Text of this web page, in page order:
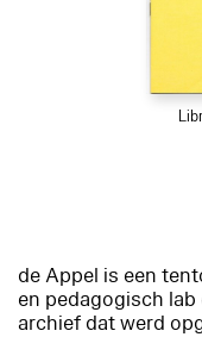
de Appel is een
en pedagogisch
archief dat werd